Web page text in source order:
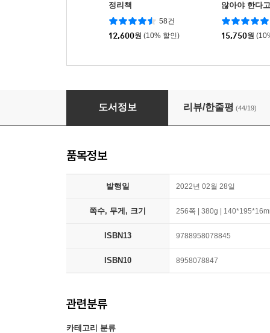
정리책
58건
12,600원 (10% 할인)
않아야 한다
까
15,750원
나에게 맞는 삶을 가꿉니다
도서정보 리뷰/한줄평 (44/19)
품목정보
발행일 2022년 02월 28일
쪽수, 무게, 크기 256쪽 | 380g |
ISBN13 9788958078845
ISBN10 8958078847
관련분류
카테고리 분류